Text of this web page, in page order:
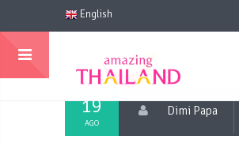
English
19
AGO
Dimi Papa